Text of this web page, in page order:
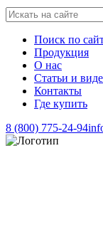
Поиск по
Продукция
О нас
Статьи и
Контакты
Где купить
8 (800) 775-24-94